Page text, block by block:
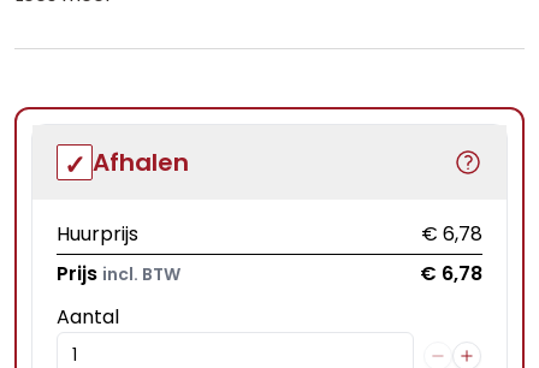
Afhalen
Huurprijs
€ 6,78
Prijs incl. BTW
€ 6,78
Aantal